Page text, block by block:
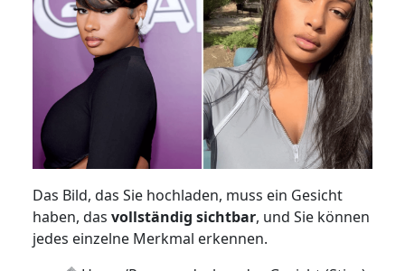
Das Bild, das Sie hochladen, muss ein Gesicht
haben, das vollständig sichtbar, und Sie können
jedes einzelne Merkmal erkennen.